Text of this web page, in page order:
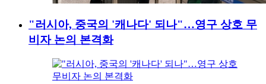
"러시아, 중국의 '캐나다' 되나"…영구 상호 무
비자 논의 본격화